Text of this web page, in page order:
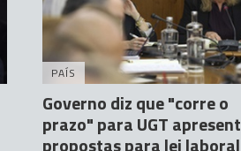
PAÍS
Governo diz que "corre o
prazo" para UGT
propostas para lei laboral